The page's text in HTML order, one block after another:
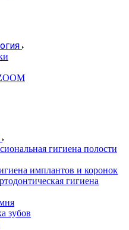
гигиена полости
имплантов и коронок
гигиена
зубов